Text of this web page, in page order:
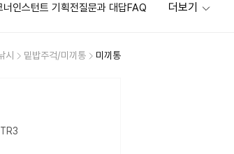
인스턴트 기획전질문과 대답FAQ 더보기
시 밑밥주걱/미끼통 미끼통